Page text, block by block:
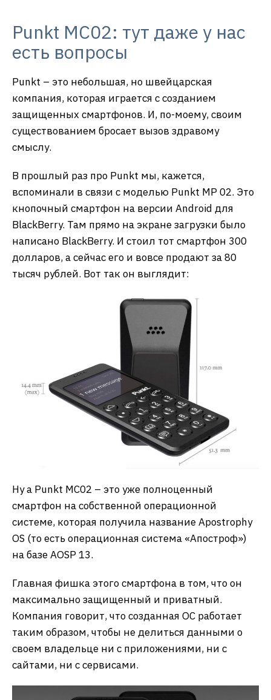
Punkt MC02: тут даже у нас
есть вопросы
Punkt – это небольшая, но швейцарская
компания, которая играется с созданием
защищенных смартфонов. И, по-моему, своим
существованием бросает вызов здравому
смыслу.
В прошлый раз про Punkt мы, кажется,
вспоминали в связи с моделью Punkt MP 02. Это
кнопочный смартфон на версии Android для
BlackBerry. Там прямо на экране загрузки было
написано BlackBerry. И стоил тот смартфон 300
долларов, а сейчас его и вовсе продают за 80
тысяч рублей. Вот так он выглядит:
Ну а Punkt MC02 – это уже полноценный
смартфон на собственной операционной
системе, которая получила название Apostrophy
OS (то есть операционная система «Апостроф»)
на базе AOSP 13.
Главная фишка этого смартфона в том, что он
максимально защищенный и приватный.
Компания говорит, что созданная ОС работает
таким образом, чтобы не делиться данными о
своем владельце ни с приложениями, ни с
сайтами, ни с сервисами.